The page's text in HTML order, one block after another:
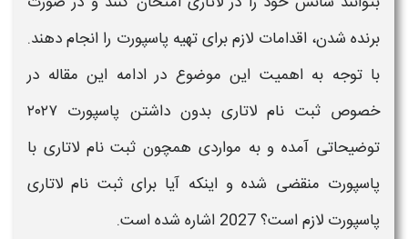
برنده شدن، اقدامات لازم برای تهیهپاسپورت را انجام دهند.
با توجه به اهمیت این موضوع در ادامه این مقاله در
خصوصثبت نام لاتاری بدون داشتن پاسپورت ۲۰۲۷
توضیحاتی آمده و به مواردی همچون ثبت نام لاتاری با
پاسپورت منقضی شده و اینکه آیا برای ثبت نام لاتاری
پاسپورت لازم است؟ 2027
اشاره شده است.